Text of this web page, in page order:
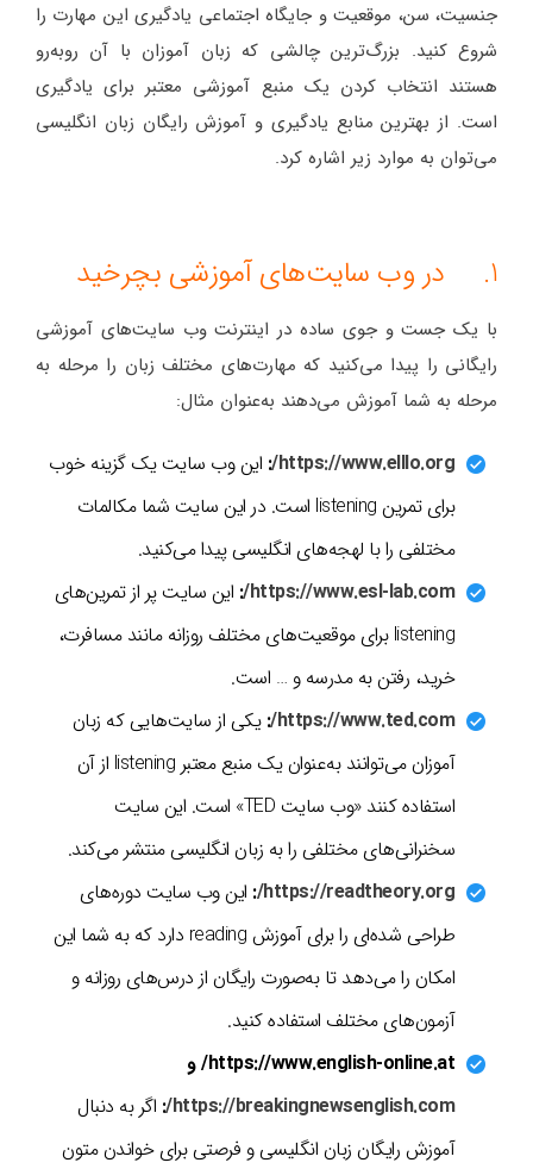
جنسیت، سن، موقعیت و جایگاه اجتماعی یادگیری این مهارت را
شروع کنید. بزرگ‌ترین چالشی که زبان آموزان با آن روبه‌رو
هستند انتخاب کردن یک منبع آموزشی معتبر برای یادگیری
است. از بهترین منابع یادگیری و آموزش رایگان زبان انگلیسی
می‌توان به موارد زیر اشاره کرد.
1. در وب سایت‌های آموزشی بچرخید
با یک جست و جوی ساده در اینترنت وب سایت‌های آموزشی
رایگانی را پیدا می‌کنید که مهارت‌های مختلف زبان را مرحله به
مرحله به شما آموزش می‌دهند به‌عنوان مثال:
https://www.elllo.org/
: این وب سایت یک گزینه خوب
برای تمرین listening است. در این سایت شما مکالمات
مختلفی را با لهجه‌های انگلیسی پیدا می‌کنید.
https://www.esl-lab.com/
: این سایت پر از تمرین‌های
listening برای موقعیت‌های مختلف روزانه مانند مسافرت،
خرید، رفتن به مدرسه و … است.
https://www.ted.com/
: یکی از سایت‌هایی که زبان
آموزان می‌توانند به‌عنوان یک منبع معتبر listening از آن
استفاده کنند «وب سایت TED» است. این سایت
سخنرانی‌های مختلفی را به زبان انگلیسی منتشر می‌کند.
https://readtheory.org/
: این وب سایت دوره‌های
طراحی شده‌ای را برای آموزش reading دارد که به شما این
امکان را می‌دهد تا به‌صورت رایگان از درس‌های روزانه و
آزمون‌های مختلف استفاده کنید.
https://www.english-online.at/ و
https://breakingnewsenglish.com/
: اگر به دنبال
آموزش رایگان زبان انگلیسی و فرصتی برای خواندن متون